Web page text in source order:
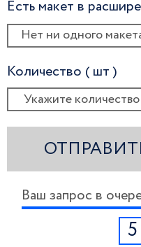
Есть макет в
Нет ни одного
Количество ( шт )
Ваш запрос в
5